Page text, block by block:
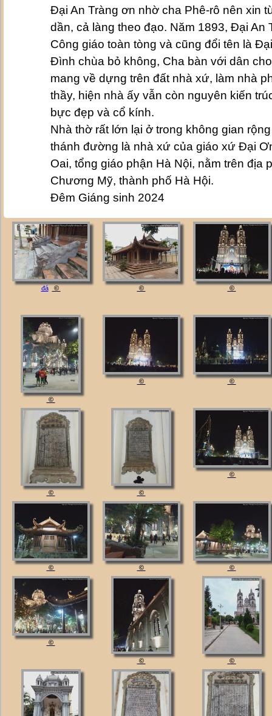
Đại An Tràng ơn nhờ cha Phê-rô nên xin
dần, cả làng theo đạo. Năm 1893, Đại An
Công giáo toàn tòng và cũng đổi tên là
Đình chùa bỏ không, Cha bàn với dân
mang về dựng trên đất nhà xứ, làm nhà
thầy, hiện nhà ấy vẫn còn nguyên kiến
bực đẹp và cổ kính.
Nhà thờ rất lớn lại ở trong không gian
thánh đường là nhà xứ của giáo xứ Đại
Oai, tổng giáo phận Hà Nội, nằm trên địa
Chương Mỹ, thành phố Hà Hội.
Đêm Giáng sinh 2024
đá © © ©
©
© ©
© ©
©
© © ©
©
© ©